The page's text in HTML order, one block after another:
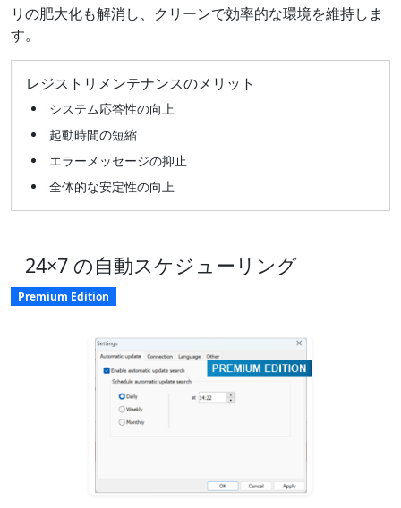
リの肥大化も解消し、クリーンで効率的な環境を維持しま
す。
レジストリメンテナンスのメリット
システム応答性の向上
起動時間の短縮
エラーメッセージの抑止
全体的な安定性の向上
24×7 の自動スケジューリング
Premium Edition